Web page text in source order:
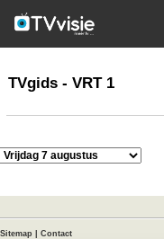
TVgids
TVgids - VRT 1
Sitemap
Contact